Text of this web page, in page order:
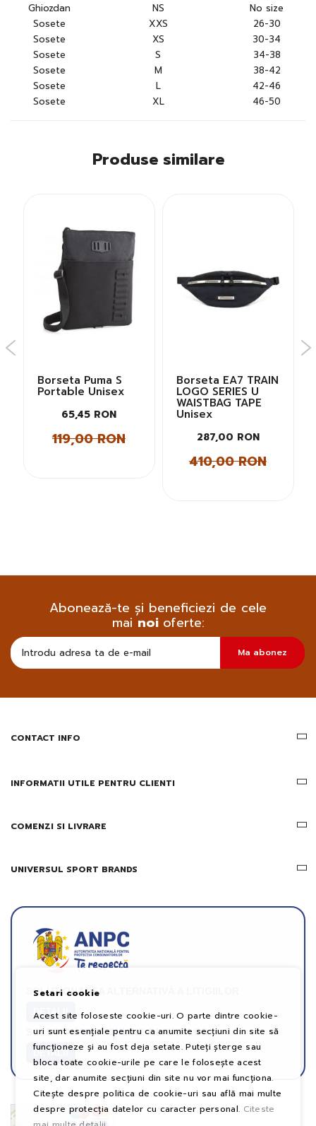
Ghiozdan
NS
No size
Sosete
XXS
26-30
Sosete
XS
30-34
Sosete
S
34-38
Sosete
M
38-42
Sosete
L
42-46
Sosete
XL 46-50
Produse similare
Borseta Puma S
Portable Unisex
65,45 RON
119,00 RON
Borseta EA7 TRAIN
LOGO SERIES U
WAISTBAG TAPE
Unisex
287,00 RON
410,00 RON
Abonează-te și beneficiezi de cele
mai noi oferte:
sa
primesc
informatii
Ma abonez
CONTACT INFO
INFORMATII UTILE PENTRU CLIENTI
COMENZI SI LIVRARE
UNIVERSUL SPORT BRANDS
SOLUȚIONAREA ALTERNATIVĂ A LITIGIILOR
DETALII
SOLUȚIONAREA ONLINE A LITIGIILOR
DETALII
Setari cookie
Acest site foloseste cookie-uri. O parte dintre cookie-
uri sunt esențiale pentru ca anumite secțiuni din site să
funcționeze și au fost deja setate. Puteți șterge sau
bloca toate cookie-urile pe care le folosește acest
site, dar anumite secțiuni din site nu vor mai funcționa.
Citește despre politica de cookie-uri sau află mai multe
despre protecția datelor cu caracter personal. Citeste